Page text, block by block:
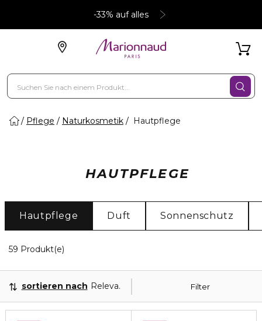
-33% auf alles
Pflege Naturkosmetik Hautpflege
HAUTPFLEGE
Hautpflege Duft Sonnenschutz
59 Produkt(e)
Filter
sortieren nach Relevanz